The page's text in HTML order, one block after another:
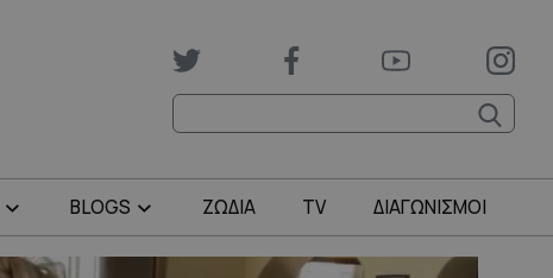
BLOGS ΖΩΔΙΑ TV ΔΙΑΓΩΝΙΣΜΟΙ